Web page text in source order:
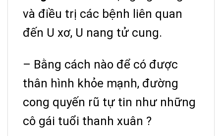
và điều trị các bệnh liên quan
đến U xơ, U nang tử cung.
– Bằng cách nào để có được
thân hình khỏe mạnh, đường
cong quyến rũ tự tin như những
cô gái tuổi thanh xuân ?